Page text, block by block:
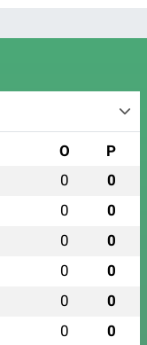
O P
0 0
0 0
0 0
0 0
0 0
0 0